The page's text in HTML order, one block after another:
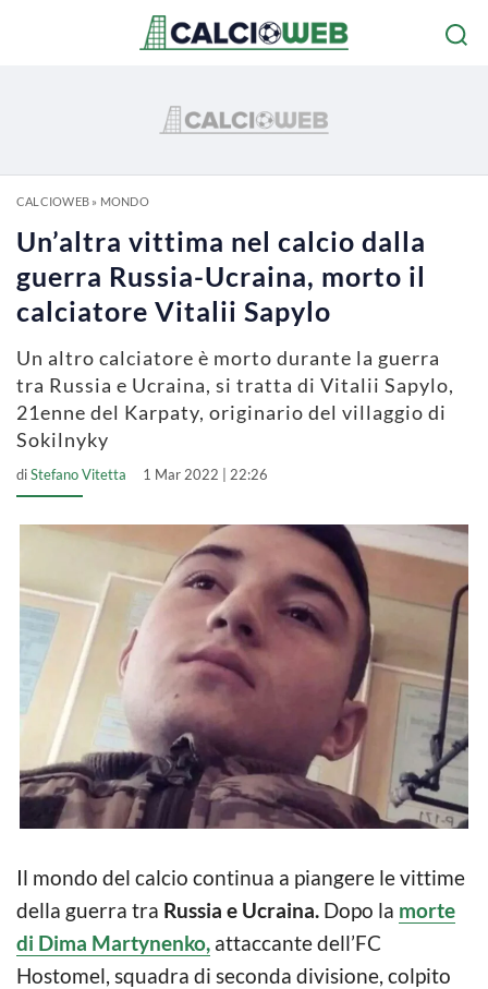
CALCIOWEB» MONDO
Un’altra vittima nel calcio dalla
guerra Russia-Ucraina, morto il
calciatore Vitalii Sapylo
Un altro calciatore è morto durante la guerra
tra Russia e Ucraina, si tratta di Vitalii Sapylo,
21enne del Karpaty, originario del villaggio di
Sokilnyky
diStefano Vitetta 1 Mar 2022 | 22:26
Il mondo del calcio continua a piangere le vittime
della guerra tra Russia e Ucraina. Dopo la morte
di Dima Martynenko, attaccante dell’FC
Hostomel, squadra di seconda divisione, colpito